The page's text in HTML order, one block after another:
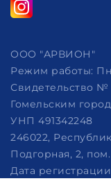
ООО "АРВИОН"
Режим работы:
Свидетельство №
Гомельским
УНП 491342248
246022,
Подгорная, 2,
Дата